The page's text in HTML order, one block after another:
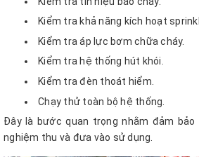
Kiểm tra khả năng kích hoạt
Kiểm tra áp lực bơm chữa cháy.
Kiểm tra hệ thống hút khói.
Kiểm tra đèn thoát hiểm.
Chạy thử toàn bộ hệ thống.
Đây là bước quan trọng nhằm đảm
nghiệm thu và đưa vào sử dụng.